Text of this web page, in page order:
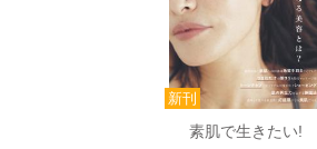
素肌で生きたい!